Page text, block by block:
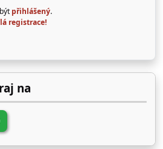
přihlášený.
registrace!
na